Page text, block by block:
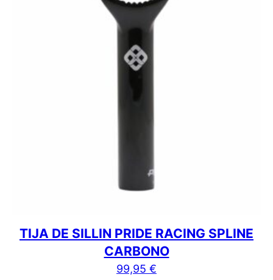
TIJA DE SILLIN PRIDE RACING SPLINE
CARBONO
99,95 €